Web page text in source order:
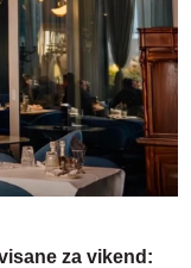
za vikend: